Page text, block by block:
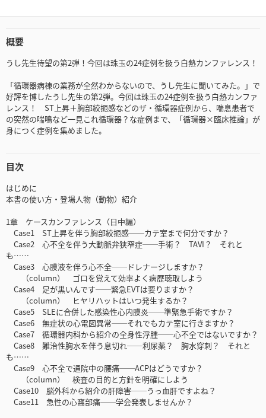
概要
うし先生待望の第2弾！今回は珠玉の24症例を扱う白熱カンファレンス！
「循環器病棟の業務が全然わからないので、うし先生に聞いてみた。」で
好評を博したうし先生の第2弾。今回は珠玉の24症例を扱う白熱カンファ
レンス！ ST上昇＋胸部絞扼感などのザ・循環器症例から、喘息患者で
の突然の喘鳴など一見これ循環器？な症例まで、「循環器×臨床推論」が
身につく症例を集めました。
目次
はじめに
本書の使い方・登場人物（動物）紹介
1章 ケースカンファレンス（日中編）
Case1 ST上昇を伴う胸部絞扼感──カテ室まで何分ですか？
Case2 心不全を伴う大動脈弁狭窄症──手術？ TAVI？ それと
も……
Case3 心膜液を伴う心不全──ドレナージしますか？
（column） ゴロを覚えて効率よく病歴聴取しよう
Case4 足が黒いんです──緊急EVTは要りますか？
（column） ヒヤリハットはいつ発生するか？
Case5 SLEに合併した感染性心内膜炎──準緊急手術ですか？
Case6 無症状の心電図異常──それでもカテ室に行きますか？
Case7 循環器内科から紹介の全身性浮腫──心不全ではないですか？
Case8 難治性胸水を伴う息切れ──利尿薬？ 胸水穿刺？ それと
も……
Case9 心不全で通院中の腰痛──ACPはどうですか？
（column） 検査の目的と方針を明確にしよう
Case10 脳外科から紹介の肝障害──うっ血肝ですよね？
Case11 急性の心窩部痛──学会発表しませんか？